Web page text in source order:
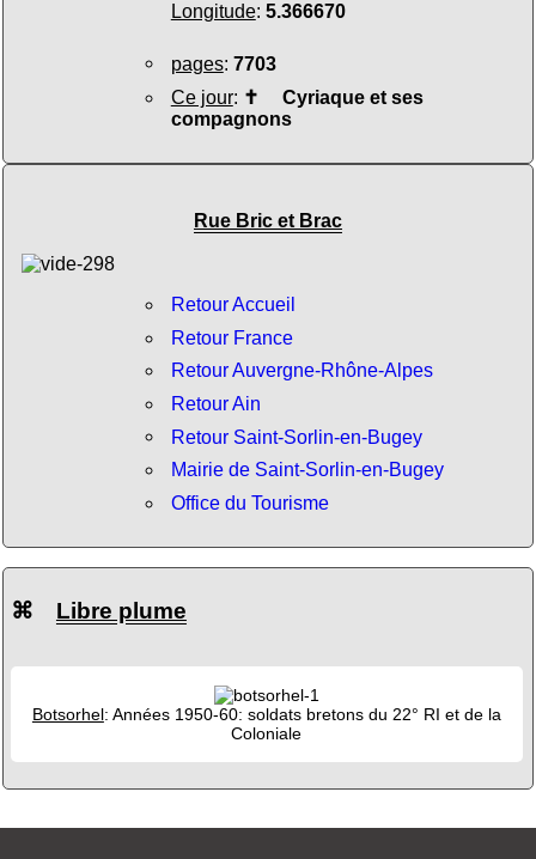
Longitude: 5.366670
pages: 7703
Ce jour: ✝ Cyriaque et ses
compagnons
Rue Bric et Brac
Retour Accueil
Retour France
Retour Auvergne-Rhône-Alpes
Retour Ain
Retour Saint-Sorlin-en-Bugey
Mairie de Saint-Sorlin-en-Bugey
Office du Tourisme
⌘ Libre plume
Botsorhel: Années 1950-60: soldats bretons du 22° RI et de la
Coloniale